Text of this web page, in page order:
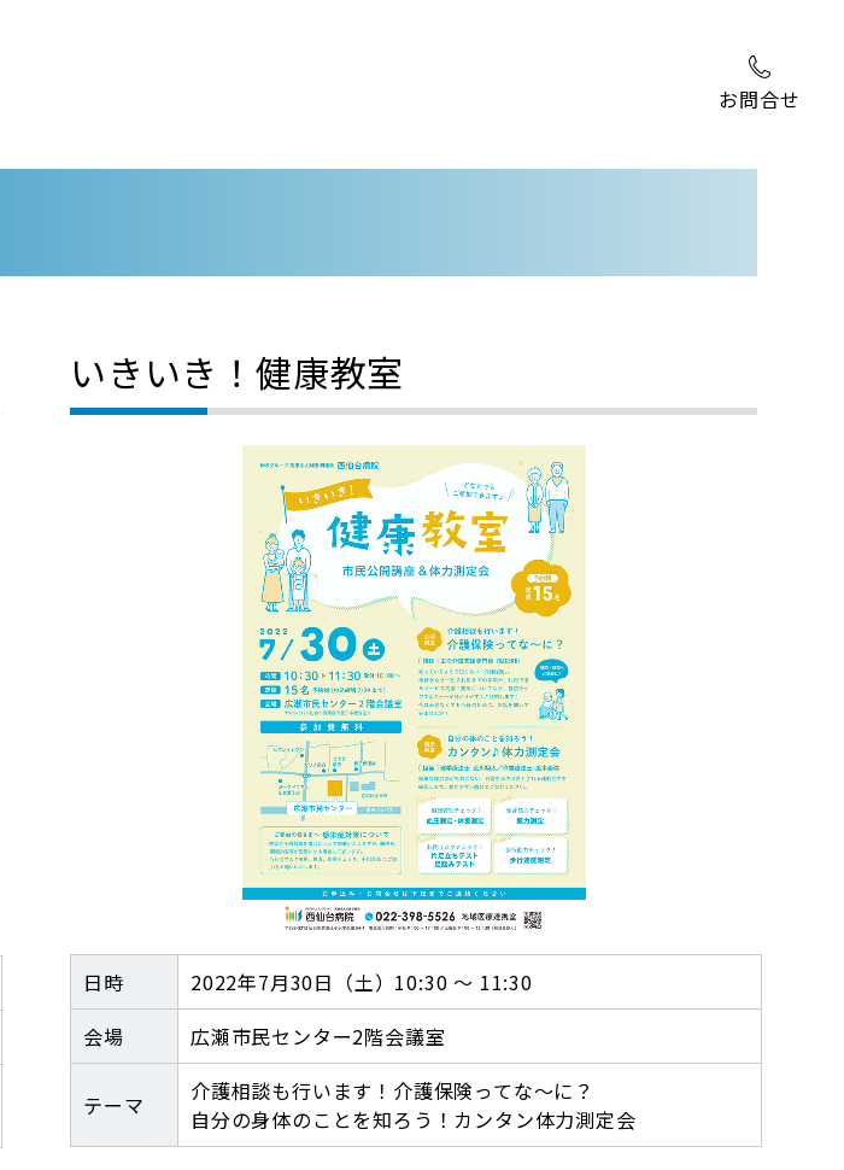
お問合せ
いきいき！健康教室
日時
2022年7月30日（土）10:30 ～ 11:30
会場
広瀬市民センター2階会議室
テーマ
介護相談も行います！介護保険ってな～に？
自分の身体のことを知ろう！カンタン体力測定会